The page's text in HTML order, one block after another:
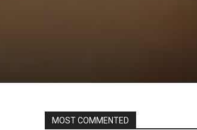
MOST COMMENTED